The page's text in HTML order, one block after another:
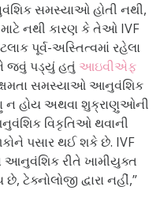
સમસ્યાઓ હોતી નથી,
નથી કારણ કે તેઓ IVF
પૂર્વ-અસ્તિત્વમાં રહેલા
જવું પડ્યું હતું આઇવીએફ
સમસ્યાઓ આનુવંશિક
ન હોય અથવા શુક્રાણુઓની
વિકૃતિઓ થવાની
પસાર થઈ શકે છે. IVF
આનુવંશિક રીતે ખામીયુક્ત
ટેક્નોલોજી દ્વારા નહીં,”